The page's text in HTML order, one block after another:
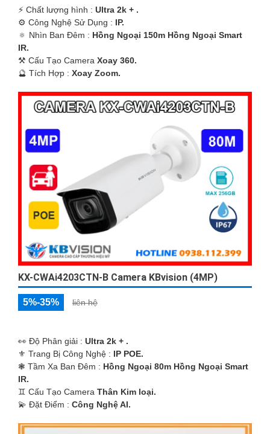
️⚡ Chất lượng hình : Ultra 2k + .
⚙ Công Nghệ Sử Dụng : IP.
🔅 Nhìn Ban Đêm : Hồng Ngoại 150m Hồng Ngoại Smart
IR.
⚒ Cấu Tạo Camera Xoay 360.
️🔮 Tích Hợp : Xoay Zoom.
KX-CWAi4203CTN-B Camera KBvision (4MP)
5%-35% liên hệ
️👀 Độ Phân giải : Ultra 2k + .
⚜️ Trang Bị Công Nghệ : IP POE.
❃ Tầm Xa Ban Đêm : Hồng Ngoại 80m Hồng Ngoại Smart
IR.
♊ Cấu Tạo Camera Thân Kim loại.
️💫 Đặt Điểm : Công Nghệ AI.